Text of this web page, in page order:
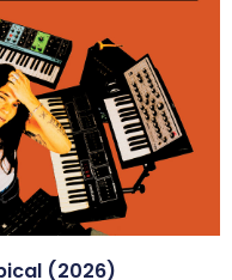
(2026)